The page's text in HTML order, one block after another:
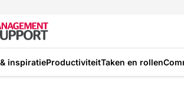
inspiratieProductiviteitTaken en rollen